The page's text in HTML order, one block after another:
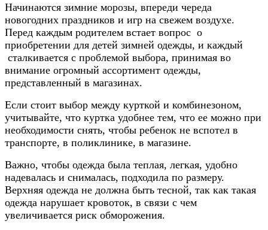
Начинаются зимние морозы, впереди череда
новогодних праздников и игр на свежем воздухе.
Перед каждым родителем встает вопрос о
приобретении для детей зимней одежды, и каждый
сталкивается с проблемой выбора, принимая во
внимание огромный ассортимент одежды,
представленный в магазинах.
Если стоит выбор между курткой и комбинезоном,
учитывайте, что куртка удобнее тем, что ее можно при
необходимости снять, чтобы ребенок не вспотел в
транспорте, в поликлинике, в магазине.
Важно, чтобы одежда была теплая, легкая, удобно
надевалась и снималась, подходила по размеру.
Верхняя одежда не должна быть тесной, так как такая
одежда нарушает кровоток, в связи с чем
увеличивается риск обморожения.